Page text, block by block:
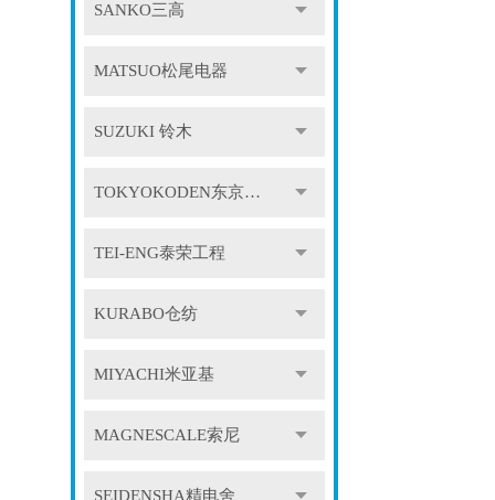
SANKO三高
MATSUO松尾电器
SUZUKI 铃木
TOKYOKODEN东京光电
TEI-ENG泰荣工程
KURABO仓纺
MIYACHI米亚基
MAGNESCALE索尼
SEIDENSHA精电舍